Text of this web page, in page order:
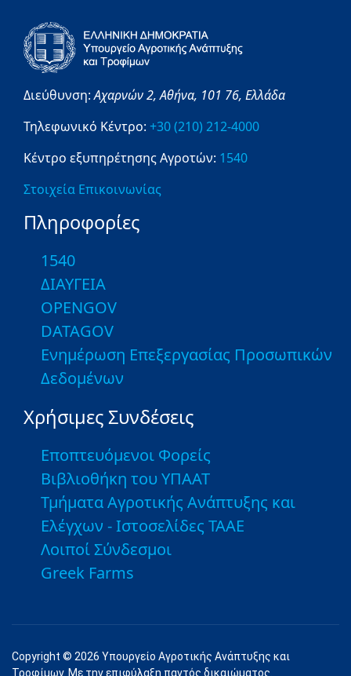
Διεύθυνση:Αχαρνών 2,Αθήνα, 101 76, Ελλάδα
Τηλεφωνικό Κέντρο: +30 (210) 212-4000
Κέντρο εξυπηρέτησης Αγροτών: 1540
Στοιχεία Επικοινωνίας
Πληροφορίες
1540
ΔΙΑΥΓΕΙΑ
OPENGOV
DATAGOV
Ενημέρωση Επεξεργασίας Προσωπικών
Δεδομένων
Χρήσιμες Συνδέσεις
Εποπτευόμενοι Φορείς
Βιβλιοθήκη του ΥΠΑΑΤ
Τμήματα Αγροτικής Ανάπτυξης και
Ελέγχων - Ιστοσελίδες ΤΑΑΕ
Λοιποί Σύνδεσμοι
Greek Farms
Copyright © 2026 Υπουργείο Αγροτικής Ανάπτυξης και
Τροφίμων. Με την επιφύλαξη παντός δικαιώματος.